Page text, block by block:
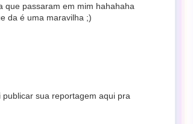
que passaram em mim hahahaha
da é uma maravilha ;)
sua reportagem aqui pra